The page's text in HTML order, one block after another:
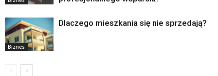
Biznes
Dlaczego mieszkania się nie sprzedają?